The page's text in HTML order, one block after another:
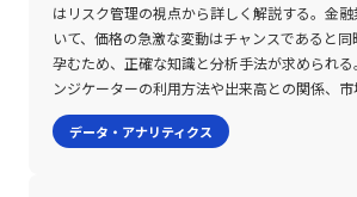
ボラティリティ(IV)」の2種類に大別されます
ィリティは、過去一定期間の価格変動データ
学でいう標準偏差「σ(シグマ)」を用いて求め
ンプライドボラティリティはオプション取引
とで算出され、市場参加者の「未来のボラティ
待が数値として反映されます。この二つの指標
はリスク管理の視点から詳しく解説する。金
いて、価格の急激な変動はチャンスであると
孕むため、正確な知識と分析手法が求められ
ンジケーターの利用方法や出来高との関係、
の留意点など、現代のデジタル化された取引環
報を体系的に整理する。 ボラティリティとは ボラティリティと
データ・アナリティクス